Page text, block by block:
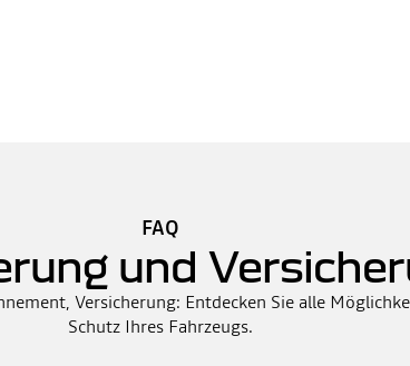
FAQ
und
Versicherung: Entdecken Sie alle
Schutz Ihres Fahrzeugs.